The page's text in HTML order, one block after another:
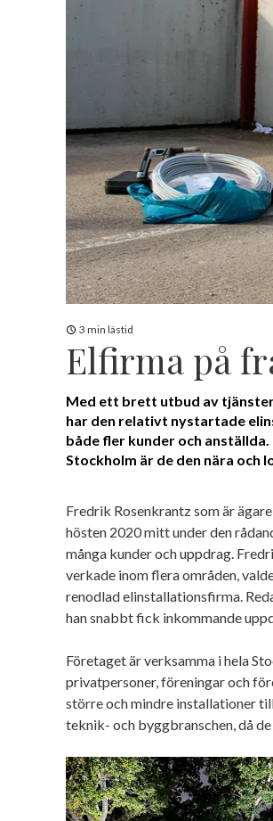
3 min lästid
Elfirma på
Med ett brett utbud av
har den relativt nystartade
både fler kunder och
Stockholm är de den nära och
Fredrik Rosenkrantz som är
hösten 2020 mitt under den
många kunder och uppdrag.
verkade inom flera områden,
renodlad elinstallationsfirma.
han snabbt fick inkommande
Företaget är verksamma i hela
privatpersoner, föreningar och
större och mindre installationer
teknik- och byggbranschen, då